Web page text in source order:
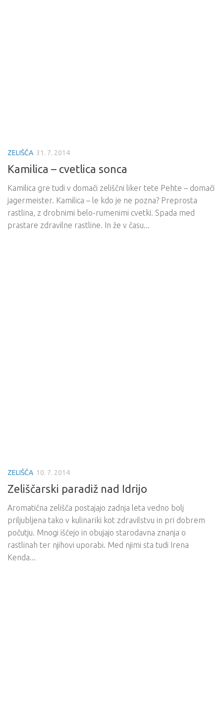
ZELIŠČA 31. 7. 2014
Kamilica – cvetlica sonca
Kamilica gre tudi v domači zeliščni liker tete Pehte – domači
jagermeister. Kamilica – le kdo je ne pozna? Preprosta
rastlina, z drobnimi belo-rumenimi cvetki. Spada med
prastare zdravilne rastline. In že v času...
ZELIŠČA 10. 7. 2014
Zeliščarski paradiž nad Idrijo
Aromatična zelišča postajajo zadnja leta vedno bolj
priljubljena tako v kulinariki kot zdravilstvu in pri dobrem
počutju. Mnogi iščejo in obujajo starodavna znanja o
rastlinah ter njihovi uporabi. Med njimi sta tudi Irena
Kenda...